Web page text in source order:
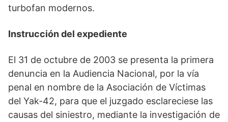
turbofan modernos.
Instrucción del expediente
El 31 de octubre de 2003 se presenta la primera
denuncia en la Audiencia Nacional, por la vía
penal en nombre de la Asociación de Víctimas
del Yak-42, para que el juzgado esclareciese las
causas del siniestro, mediante la investigación de